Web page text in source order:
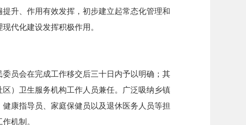
升、作用有效发挥，初步建立起常态化管理和
代化建设发挥积极作用。
员会在完成工作移交后三十日内予以明确；其
）卫生服务机构工作人员兼任。广泛吸纳乡镇
康指导员、家庭保健员以及退休医务人员等担
机制。